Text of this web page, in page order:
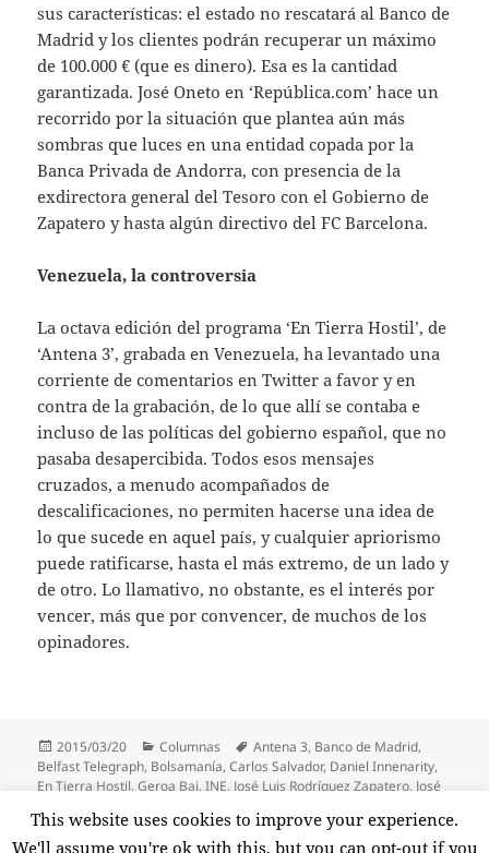
sus características: el estado no rescatará al Banco de
Madrid y los clientes podrán recuperar un máximo
de 100.000 € (que es dinero). Esa es la cantidad
garantizada. José Oneto en ‘República.com’ hace un
recorrido por la situación que plantea aún más
sombras que luces en una entidad copada por la
Banca Privada de Andorra, con presencia de la
exdirectora general del Tesoro con el Gobierno de
Zapatero y hasta algún directivo del FC Barcelona.
Venezuela, la controversia
La octava edición del programa ‘En Tierra Hostil’, de
‘Antena 3’, grabada en Venezuela, ha levantado una
corriente de comentarios en Twitter a favor y en
contra de la grabación, de lo que allí se contaba e
incluso de las políticas del gobierno español, que no
pasaba desapercibida. Todos esos mensajes
cruzados, a menudo acompañados de
descalificaciones, no permiten hacerse una idea de
lo que sucede en aquel país, y cualquier apriorismo
puede ratificarse, hasta el más extremo, de un lado y
de otro. Lo llamativo, no obstante, es el interés por
vencer, más que por convencer, de muchos de los
opinadores.
Publicado
el
2015/03/20 Categorías
Columnas Etiquetas
Antena 3, Banco de Madrid,
Belfast Telegraph, Bolsamanía,Carlos Salvador, Daniel Innenarity,
En Tierra Hostil,Geroa Bai,INE, José Luis Rodríguez Zapatero, José
Twitter,Venezuela,Vozpópuli
This website uses cookies to improve your experience.
We'll assume you're ok with this, but you can opt-out if you